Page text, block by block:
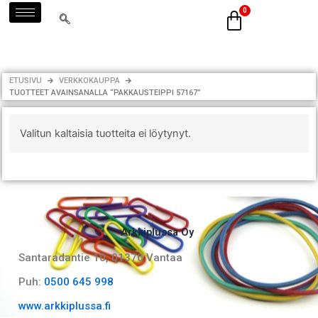
Siirry
sisältöön
ETUSIVU
VERKKOKAUPPA
TUOTTEET AVAINSANALLA “PAKKAUSTEIPPI 57167”
Valitun kaltaisia tuotteita ei löytynyt.
Arkkiplussa Oy
Santaradantie 10, 01370 Vantaa​
Puh: 0500 645 998
www.arkkiplussa.fi